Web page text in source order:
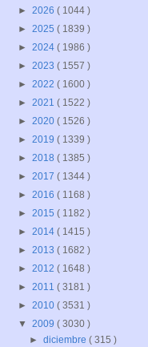
► 2026 ( 1044 )
► 2025 ( 1839 )
► 2024 ( 1986 )
► 2023 ( 1557 )
► 2022 ( 1600 )
► 2021 ( 1522 )
► 2020 ( 1526 )
► 2019 ( 1339 )
► 2018 ( 1385 )
► 2017 ( 1344 )
► 2016 ( 1168 )
► 2015 ( 1182 )
► 2014 ( 1415 )
► 2013 ( 1682 )
► 2012 ( 1648 )
► 2011 ( 3181 )
► 2010 ( 3531 )
▼ 2009 ( 3030 )
►diciembre( 315 )